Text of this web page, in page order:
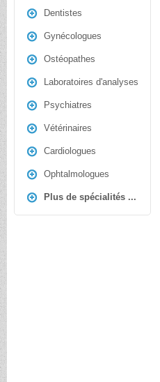
Dentistes
Gynécologues
Ostéopathes
Laboratoires d'analyses
Psychiatres
Vétérinaires
Cardiologues
Ophtalmologues
Plus de spécialités ...